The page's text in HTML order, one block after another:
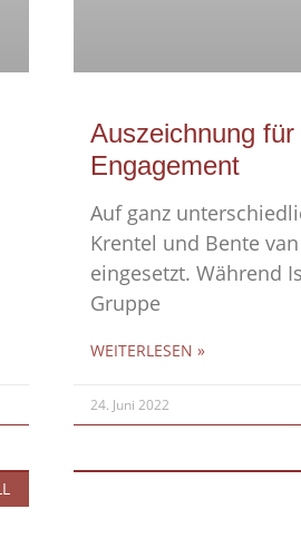
Auszeichnung
Engagement
Auf ganz
Krentel und Bente
eingesetzt. Während
Gruppe
WEITERLESEN »
24. Juni 2022